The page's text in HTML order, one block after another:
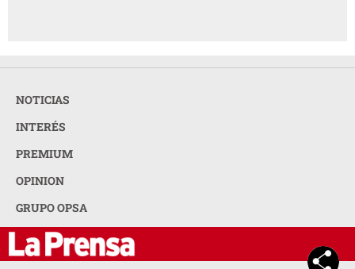
NOTICIAS
INTERÉS
PREMIUM
OPINION
GRUPO OPSA